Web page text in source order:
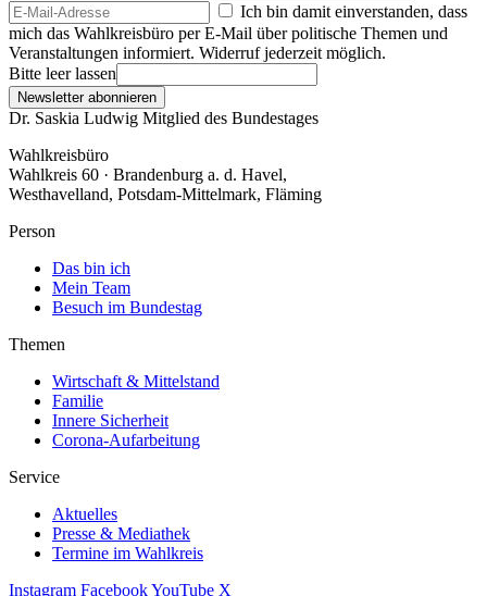
Ich bin damit einverstanden, dass
mich das Wahlkreisbüro per E-Mail über politische Themen und
Veranstaltungen informiert. Widerruf jederzeit möglich.
Bitte leer lassen
Newsletter abonnieren
Dr. Saskia Ludwig Mitglied des Bundestages
Wahlkreisbüro
Wahlkreis 60 · Brandenburg a. d. Havel,
Westhavelland, Potsdam-Mittelmark, Fläming
Person
Das bin ich
Mein Team
Besuch im Bundestag
Themen
Wirtschaft & Mittelstand
Familie
Innere Sicherheit
Corona-Aufarbeitung
Service
Aktuelles
Presse & Mediathek
Termine im Wahlkreis
Instagram FacebookYouTube X